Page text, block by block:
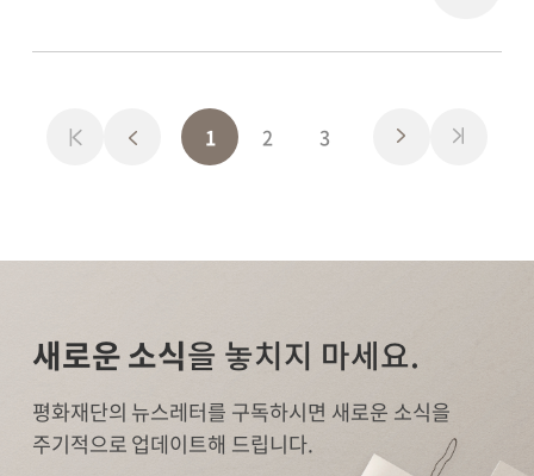
1 2 3
새로운 소식을 놓치지 마세요.
평화재단의 뉴스레터를 구독하시면 새로운 소식을
주기적으로 업데이트해 드립니다.